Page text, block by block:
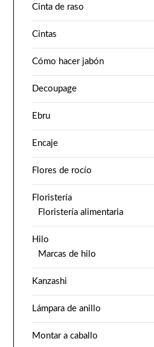
Cinta de raso
Cintas
Cómo hacer jabón
Decoupage
Ebru
Encaje
Flores de rocío
Floristería
Floristería alimentaria
Hilo
Marcas de hilo
Kanzashi
Lámpara de anillo
Montar a caballo